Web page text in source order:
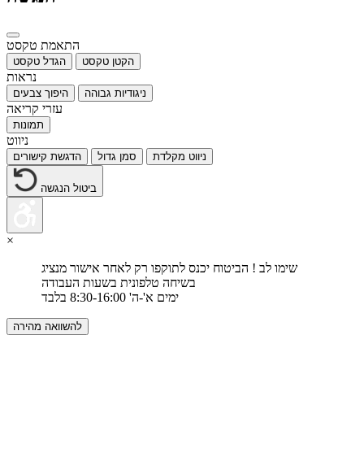
התאמת טקסט
הגדל טקסט הקטן טקסט
נראות
היפוך צבעים ניגודיות גבוהה
עזרי קריאה
תמונות
ניווט
הדגשת קישורים סמן גדול ניווט מקלדת
ביטול הנגשה
×
שימו לב ! הביטוח יכנס לתוקפו רק לאחר אישור מנציג
בשיחה טלפונית בשעות העבודה
ימים א'-ה' 8:30-16:00 בלבד
להשוואה מהירה